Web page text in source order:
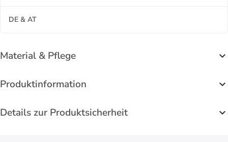
DE & AT
Material & Pflege
Produktinformation
Details zur Produktsicherheit